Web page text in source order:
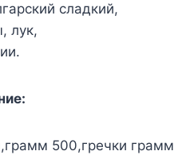
сладкий,
лук,
500,гречки грамм